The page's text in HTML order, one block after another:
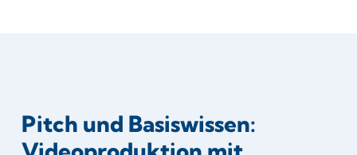
Pitch und Basiswissen: